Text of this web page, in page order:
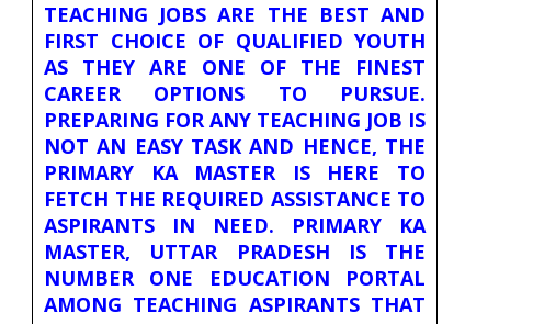
TEACHING JOBS ARE THE BEST AND
FIRST CHOICE OF QUALIFIED YOUTH
AS THEY ARE ONE OF THE FINEST
CAREER OPTIONS TO PURSUE.
PREPARING FOR ANY TEACHING JOB IS
NOT AN EASY TASK AND HENCE, THE
PRIMARY KA MASTER IS HERE TO
FETCH THE REQUIRED ASSISTANCE TO
ASPIRANTS IN NEED. PRIMARY KA
MASTER, UTTAR PRADESH IS THE
NUMBER ONE EDUCATION PORTAL
AMONG TEACHING ASPIRANTS THAT